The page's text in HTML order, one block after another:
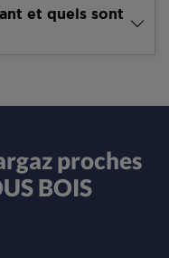
et quels sont
proches
BOIS